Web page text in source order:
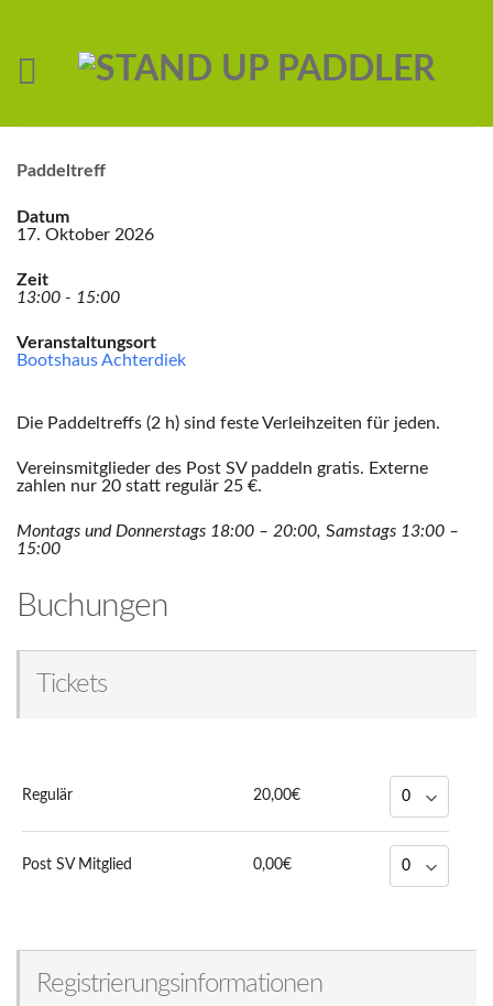
Paddeltreff
Datum
17. Oktober 2026
Zeit
13:00 - 15:00
Veranstaltungsort
Bootshaus Achterdiek
Die Paddeltreffs (2 h) sind feste Verleihzeiten für jeden.
Vereinsmitglieder des Post SV paddeln gratis. Externe
zahlen nur 20 statt regulär 25 €.
Montags und Donnerstags 18:00 – 20:00, Samstags 13:00 –
15:00
Buchungen
Tickets
Regulär 20,00€
Post SV Mitglied 0,00€
Registrierungsinformationen